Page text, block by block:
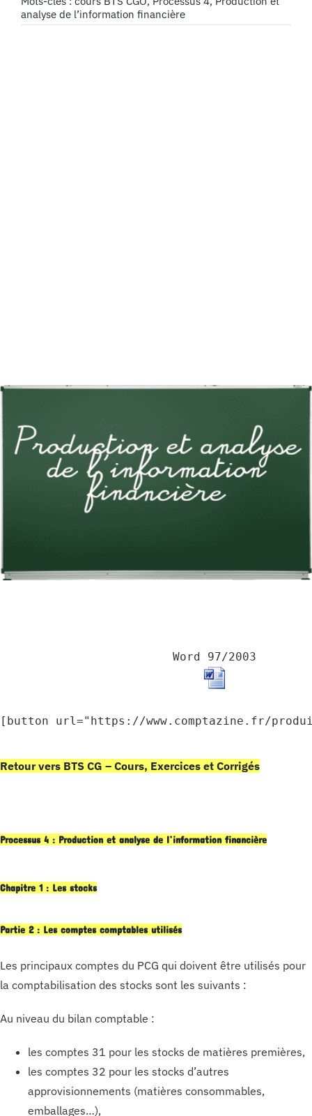
analyse de l’information financière
Word 97/2003
[button url="https://www.comptazine.fr/
Retour vers BTS CG – Cours, Exercices et Corrigés
Processus 4 : Production et analyse de l’information financière
Chapitre 1 : Les stocks
Partie 2 : Les comptes comptables utilisés
Les principaux comptes du PCG qui doivent être utilisés pour
la comptabilisation des stocks sont les suivants :
Au niveau du bilan comptable :
les comptes 31 pour les stocks de matières premières,
les comptes 32 pour les stocks d’autres
approvisionnements (matières consommables,
emballages…),